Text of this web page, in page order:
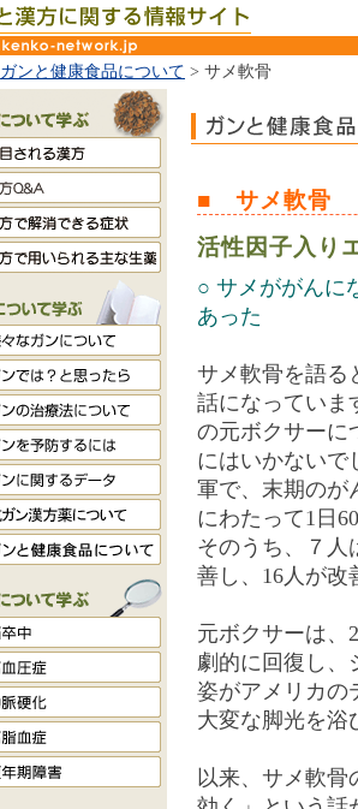
ガンと健康食品について > サメ軟骨
■ サメ軟骨
活性因子入り
○ サメががんに
あった
サメ軟骨を語る
話になっていま
の元ボクサーに
にはいかないで
軍で、末期のが
にわたって1日
そのうち、７人
善し、16人が改
元ボクサーは、
劇的に回復し、
姿がアメリカの
大変な脚光を浴
以来、サメ軟